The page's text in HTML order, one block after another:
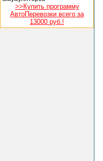
>>Купить программу
АвтоПеревозки всего за
13000 руб.!